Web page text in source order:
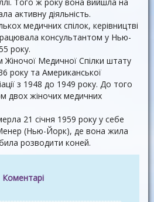
активну діяльність.
медичних спілок, керівництві
консультантом у Нью-
року.
Медичної Спілки штату
року та Американської
з 1948 до 1949 року. До того
двох жіночих медичних
21 січня 1959 року у себе
(Нью-Йорк), де вона жила
розводити коней.
Коментарі